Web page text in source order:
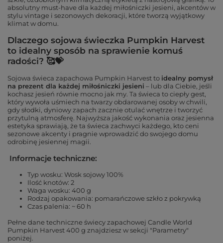
absolutny must-have dla każdej miłośniczki jesieni, akcentów w
stylu vintage i sezonowych dekoracji, które tworzą wyjątkowy
klimat w domu.
Dlaczego sojowa świeczka Pumpkin Harvest
to idealny sposób na sprawienie komuś
radości? 🥰💝
Sojowa świeca zapachowa Pumpkin Harvest to idealny pomysł
na prezent dla każdej miłośniczki jesieni – lub dla Ciebie, jeśli
kochasz jesień równie mocno jak my. Ta świeca to ciepły gest,
który wywoła uśmiech na twarzy obdarowanej osoby w chwili,
gdy słodki, dyniowy zapach zacznie otulać wnętrze i tworzyć
przytulną atmosferę. Najwyższa jakość wykonania oraz jesienna
estetyka sprawiają, że ta świeca zachwyci każdego, kto ceni
sezonowe akcenty i pragnie wprowadzić do swojego domu
odrobinę jesiennej magii.
Informacje techniczne:
Typ wosku: Wosk sojowy 100%
Ilość knotów: 2
Waga wosku: 400 g
Rodzaj opakowania: pomarańczowe szkło z pokrywką
Czas palenia: ~ 60 h
Pełne dane techniczne świecy zapachowej Candle World
Pumpkin Harvest 400 g znajdziesz w sekcji "Parametry"
poniżej.